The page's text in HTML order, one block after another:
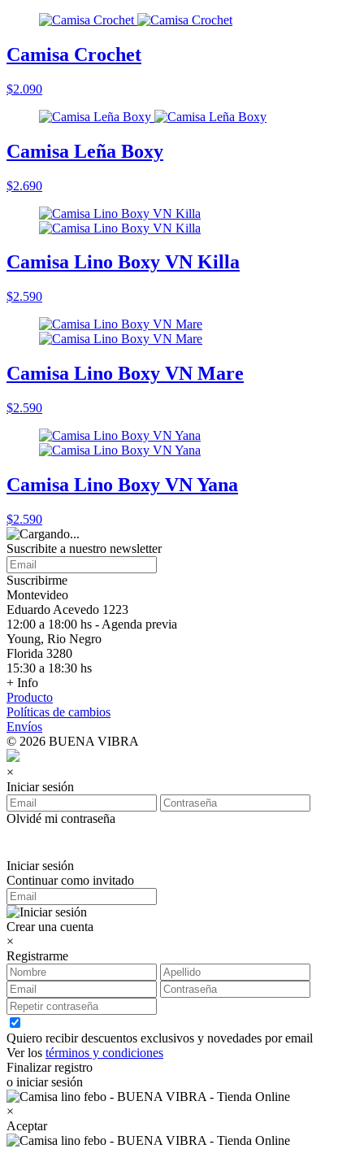
Camisa Crochet
$2.090
Camisa Leña Boxy
$2.690
Camisa Lino Boxy VN Killa
$2.590
Camisa Lino Boxy VN Mare
$2.590
Camisa Lino Boxy VN Yana
$2.590
Suscribite a nuestro newsletter
Suscribirme
Montevideo
Eduardo Acevedo 1223
12:00 a 18:00 hs - Agenda previa
Young, Rio Negro
Florida 3280
15:30 a 18:30 hs
+ Info
Producto
Políticas de cambios
Envíos
© 2026 BUENA VIBRA
×
Iniciar sesión
Olvidé mi contraseña
Iniciar sesión
Continuar como invitado
Crear una cuenta
×
Registrarme
Quiero recibir descuentos exclusivos y novedades por email
Ver los términos y condiciones
Finalizar registro
o iniciar sesión
×
Aceptar